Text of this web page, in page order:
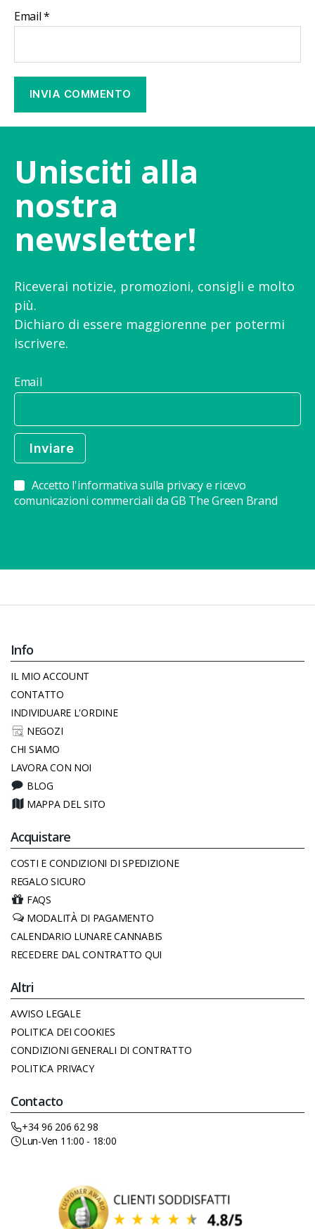
Email*
Unisciti alla
nostra
newsletter!
Riceverai notizie, promozioni, consigli e molto
più.
Dichiaro di essere maggiorenne per potermi
iscrivere.
Email
Accetto l'informativa sulla privacy e ricevo
comunicazioni commerciali da GB The Green Brand
Info
IL MIO ACCOUNT
CONTATTO
INDIVIDUARE L'ORDINE
NEGOZI
CHI SIAMO
LAVORA CON NOI
BLOG
MAPPA DEL SITO
Acquistare
COSTI E CONDIZIONI DI SPEDIZIONE
REGALO SICURO
FAQS
MODALITÀ DI PAGAMENTO
CALENDARIO LUNARE CANNABIS
RECEDERE DAL CONTRATTO QUI
Altri
AVVISO LEGALE
POLITICA DEI COOKIES
CONDIZIONI GENERALI DI CONTRATTO
POLITICA PRIVACY
Contacto
+34 96 206 62 98
Lun-Ven 11:00 - 18:00